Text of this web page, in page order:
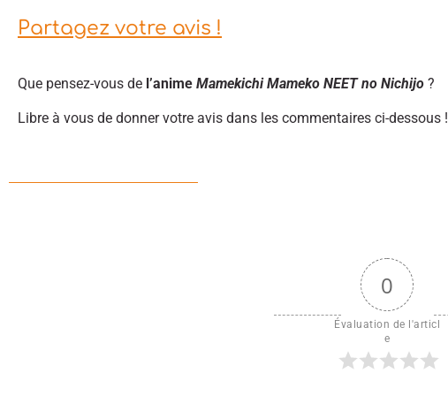
Partagez votre avis !
Que pensez-vous de l’anime Mamekichi Mameko NEET no Nichijo ?
Libre à vous de donner votre avis dans les commentaires ci-dessous !
0
Évaluation de l'articl
e